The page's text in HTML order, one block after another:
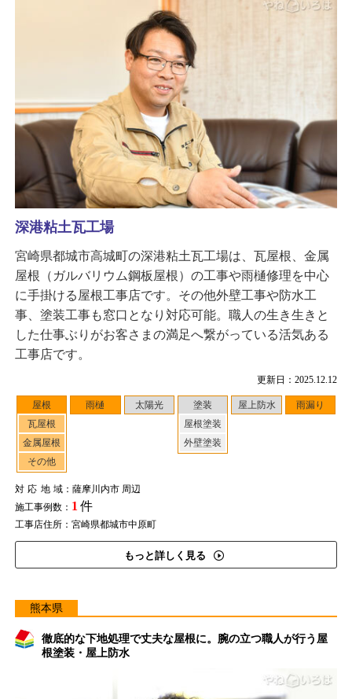
更新日：2025.12.12
屋根
瓦屋根
金属屋根
その他
雨樋 太陽光
塗装
屋根塗装
外壁塗装
屋上防水 雨漏り
対応地域：薩摩川内市 周辺
施工事例数： 1 件
工事店住所：宮崎県都城市中原町
もっと詳しく見る
深港粘土瓦工場
宮崎県都城市高城町の深港粘土瓦工場は、瓦屋根、金属
屋根（ガルバリウム鋼板屋根）の工事や雨樋修理を中心
に手掛ける屋根工事店です。その他外壁工事や防水工
事、塗装工事も窓口となり対応可能。職人の生き生きと
した仕事ぶりがお客さまの満足へ繋がっている活気ある
工事店です。
熊本県
徹底的な下地処理で丈夫な屋根に。腕の立つ職人が行う屋
根塗装・屋上防水